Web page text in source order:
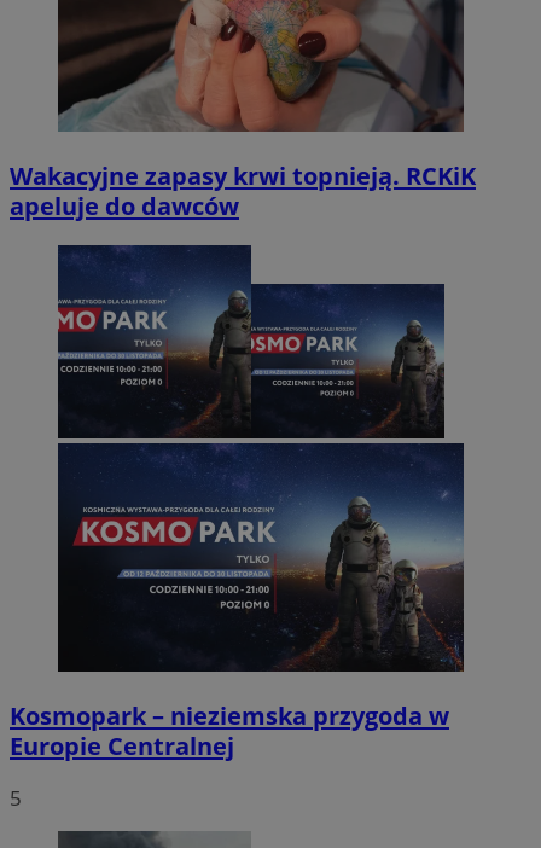
Wakacyjne zapasy krwi topnieją. RCKiK
apeluje do dawców
Kosmopark – nieziemska przygoda w
Europie Centralnej
5